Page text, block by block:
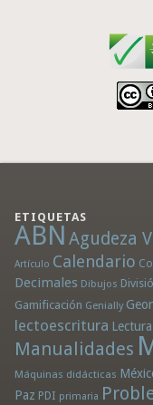
ETIQUETAS
ABN Agudeza
Artículo Calendario
Decimales Dibujos
Gamificación Genially
lectoescritura Lectura
Manualidades
Máquinas didácticas
Paz PDI primaria